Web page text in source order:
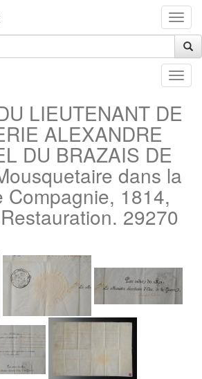
LIEUTENANT DE
ALEXANDRE
DU BRAZAIS DE
dans la
Compagnie, 1814,
29270